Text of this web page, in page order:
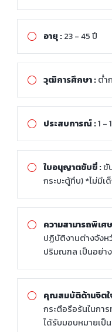
อายุ :23 - 45 ปี
วุฒิการศึกษา :ต่ำ
ประสบการณ์ :1 -
ใบอนุญาตขับขี่ :ขั
กระบะตู้ทึบ) *ไม่มีเ
ความสามารถพิเศ
ปฏิบัติงานต่างจังห
ปริมณฑล เป็นอย่าง
คุณสมบัติด้านจิตใ
กระตือรือร้นในกา
ได้รับมอบหมายเป็